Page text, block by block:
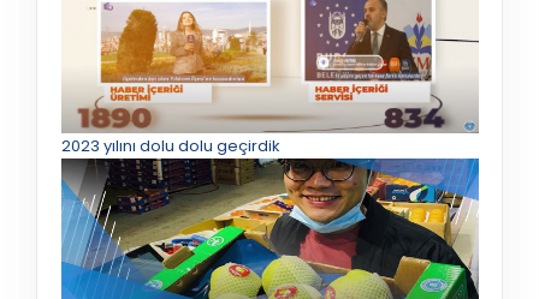
2023 yılını dolu dolu geçirdik